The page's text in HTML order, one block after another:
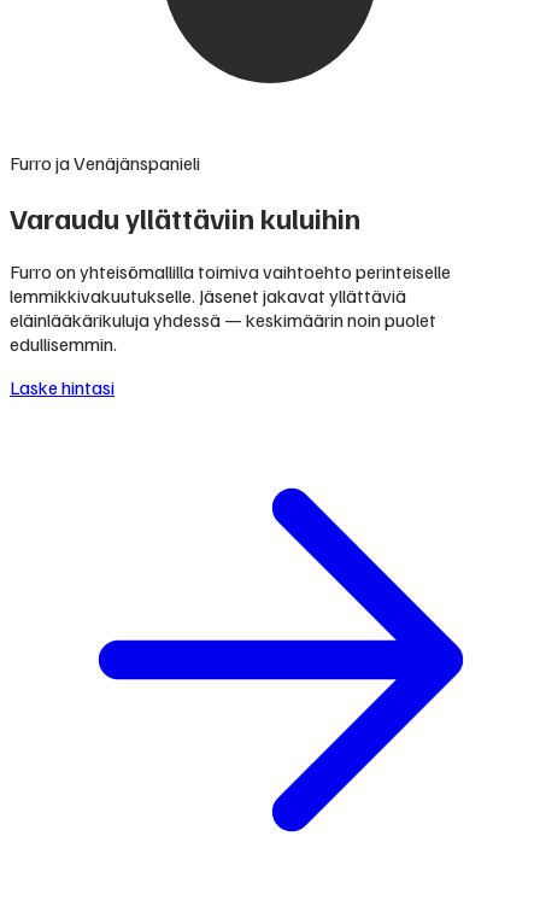
Furro ja Venäjänspanieli
Varaudu yllättäviin kuluihin
Furro on yhteisömallilla toimiva vaihtoehto perinteiselle
lemmikkivakuutukselle. Jäsenet jakavat yllättäviä
eläinlääkärikuluja yhdessä — keskimäärin noin puolet
edullisemmin.
Laske hintasi